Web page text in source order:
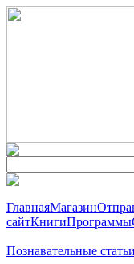
ГлавнаяМагазин
сайтКнигиПрограммы
Познавательные